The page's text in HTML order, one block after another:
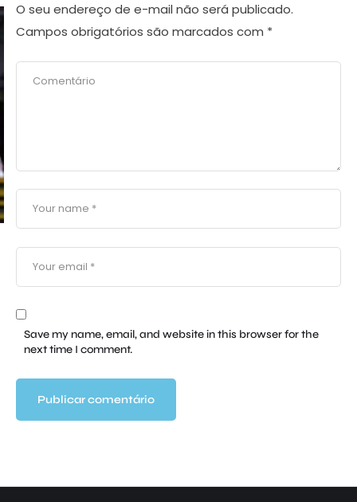
O seu endereço de e-mail não será publicado.
Campos obrigatórios são marcados com *
Save my name, email, and website in this browser for the
next time I comment.